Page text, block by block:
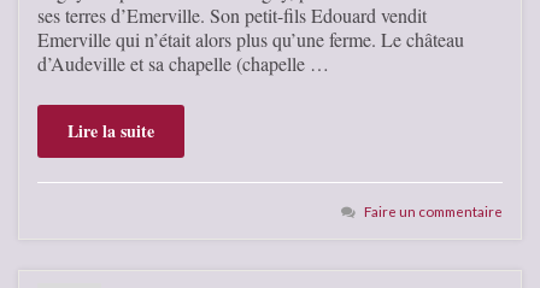
ses terres d’Emerville. Son petit-fils Edouard vendit
Emerville qui n’était alors plus qu’une ferme. Le château
d’Audeville et sa chapelle (chapelle …
Lire la suite
Faire un commentaire